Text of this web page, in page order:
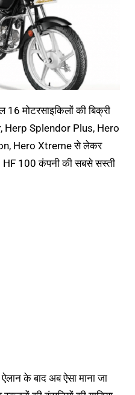
16 मोटरसाइकिलों की बिक्री
Herp Splendor Plus, Hero
Hero Xtreme से लेकर
100 कंपनी की सबसे सस्ती
ऐलान के बाद अब ऐसा माना जा